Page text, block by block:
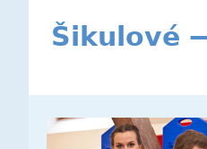
Šikulové